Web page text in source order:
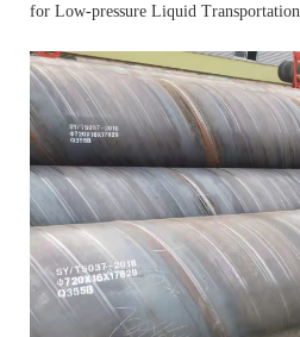
for Low-pressure Liquid Transportation